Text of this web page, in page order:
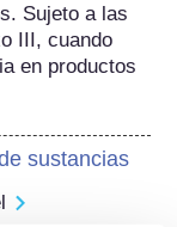
Sujeto a las
III, cuando
en productos
sustancias